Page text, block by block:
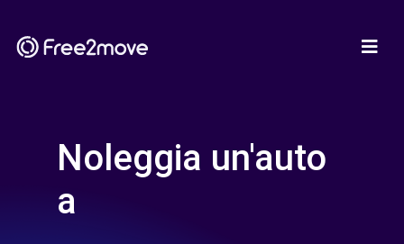
Noleggia un'auto
a